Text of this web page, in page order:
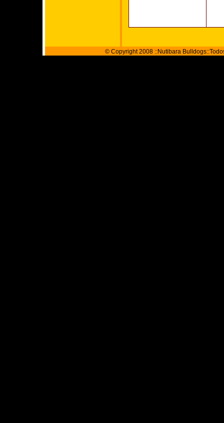
© Copyright 2008 ::Nutibara